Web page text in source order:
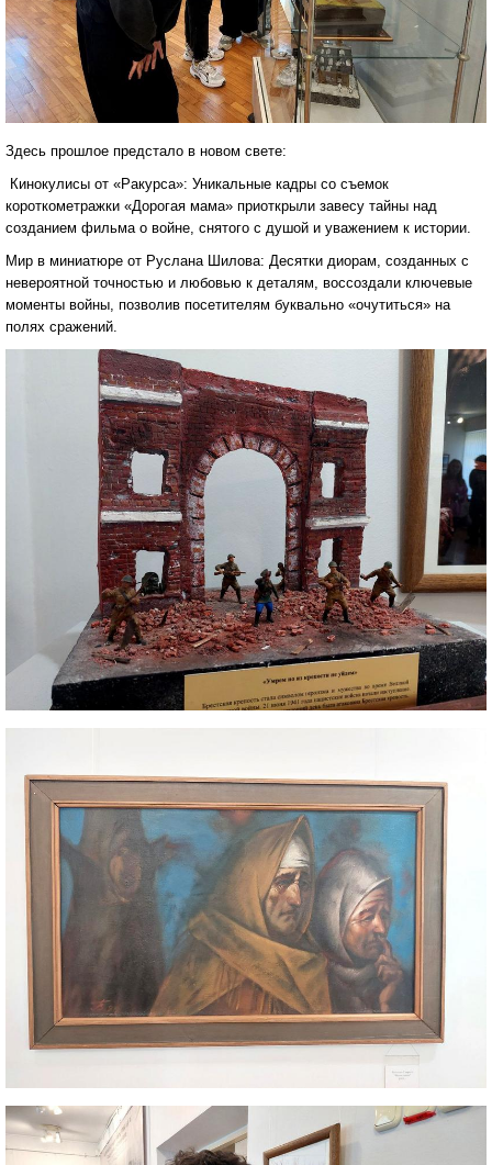
Здесь прошлое предстало в новом свете:
Кинокулисы от «Ракурса»: Уникальные кадры со съемок
короткометражки «Дорогая мама» приоткрыли завесу тайны над
созданием фильма о войне, снятого с душой и уважением к истории.
Мир в миниатюре от Руслана Шилова: Десятки диорам, созданных с
невероятной точностью и любовью к деталям, воссоздали ключевые
моменты войны, позволив посетителям буквально «очутиться» на
полях сражений.